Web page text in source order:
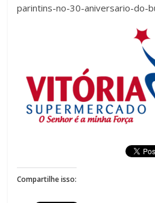
parintins-no-30-aniversario-do-
Compartilhe isso: